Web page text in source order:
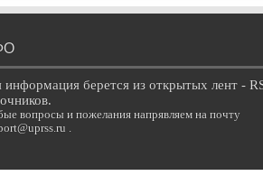
информация берется из открытых лент -
вопросы и пожелания напрявляем на почту
.